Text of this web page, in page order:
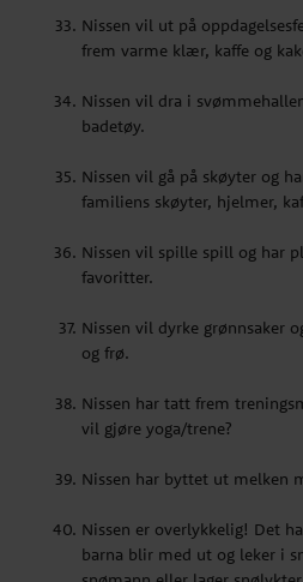
Nissen vil spille spill og
Nissen vil dyrke grønnsaker
Nissen har tatt frem
vil gjøre
Nissen har byttet ut
barna blir med ut og leker i
Nissen vil ut på
frem varme klær, kaffe og
Nissen vil dra i
badetøy.
Nissen vil gå på skøyter og
familiens skøyter, hjelmer,
Nissen vil spille spill og har
favoritter.
Nissen vil dyrke grønnsaker
og frø.
Nissen har tatt frem
vil gjøre yoga/trene?
Nissen har byttet ut melken
Nissen er overlykkelig! Det
barna blir med ut og leker i